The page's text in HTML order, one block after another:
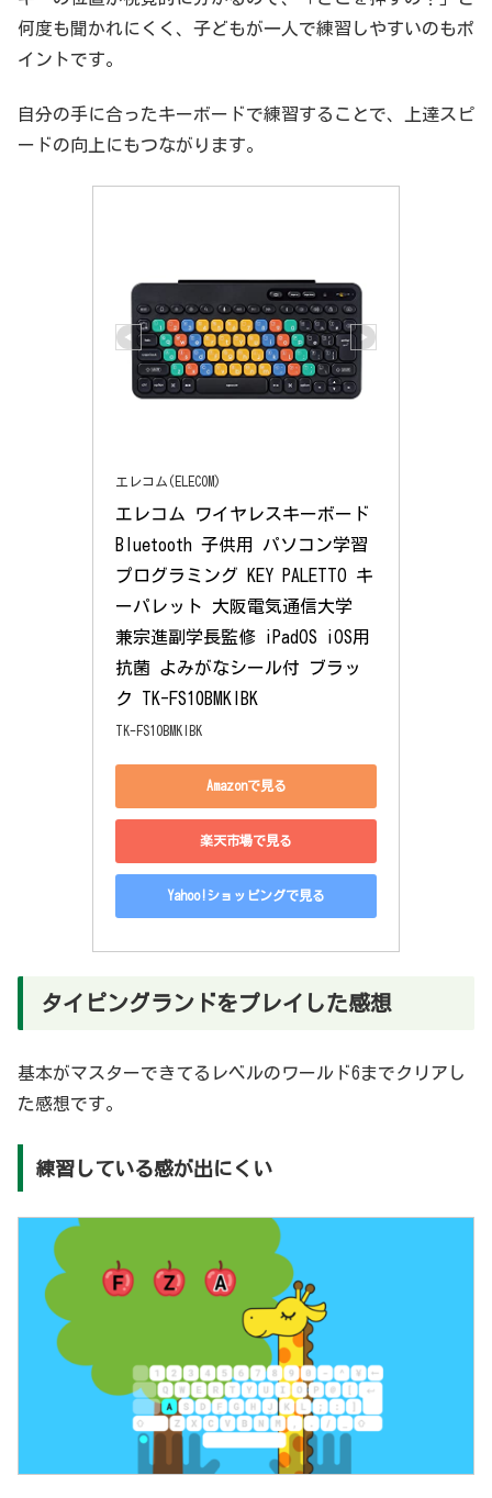
何度も聞かれにくく、子どもが一人で練習しやすいのもポ
イントです。
自分の手に合ったキーボードで練習することで、上達スピ
ードの向上にもつながります。
エレコム(ELECOM)
エレコム ワイヤレスキーボード
Bluetooth 子供用 パソコン学習
プログラミング KEY PALETTO キ
ーパレット 大阪電気通信大学
兼宗進副学長監修 iPadOS iOS用
抗菌 よみがなシール付 ブラッ
ク TK-FS10BMKIBK
TK-FS10BMKIBK
Amazonで見る
楽天市場で見る
Yahoo!ショッピングで見る
タイピングランドをプレイした感想
基本がマスターできてるレベルのワールド6までクリアし
た感想です。
練習している感が出にくい